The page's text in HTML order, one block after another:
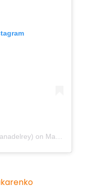
on May 7, 2019 at 11:55am PDT